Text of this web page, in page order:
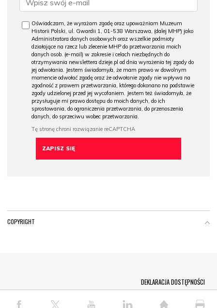
Oświadczam, że wyrażam zgodę oraz upoważniam Muzeum
Historii Polski, ul. Gwardii 1, 01-538 Warszawa, (dalej MHP) jako
Administratora danych osobowych oraz wszelkie podmioty
działające na rzecz lub zlecenie MHP do przetwarzania moich
danych osob. (e-mail) w zakresie i celach niezbędnych do
otrzymywania newslettera dzieje.pl od dnia wyrażenia tej zgody do
jej odwołania. Jestem świadomy/a, że mam prawo w dowolnym
momencie odwołać zgodę oraz że odwołanie zgody nie wpływa na
zgodność z prawem przetwarzania, którego dokonano na podstawie
zgody udzielonej przed jej wycofaniem. Jestem też świadomy/a, że
przysługuje mi prawo dostępu do moich danych, do ich
sprostowania, do ograniczenia przetwarzania, do przenoszenia
danych, do sprzeciwu wobec przetwarzania.
COPYRIGHT
© COPYRIGHT PAP 2026
DEKLARACJA DOSTĘPNOŚCI